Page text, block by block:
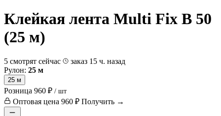
Клейкая лента Multi Fix B 50
(25 м)
5 смотрят сейчас
заказ 15 ч. назад
Рулон: 25 м
25 м
Розница 960 ₽ / шт
Оптовая цена 960 ₽ Получить →